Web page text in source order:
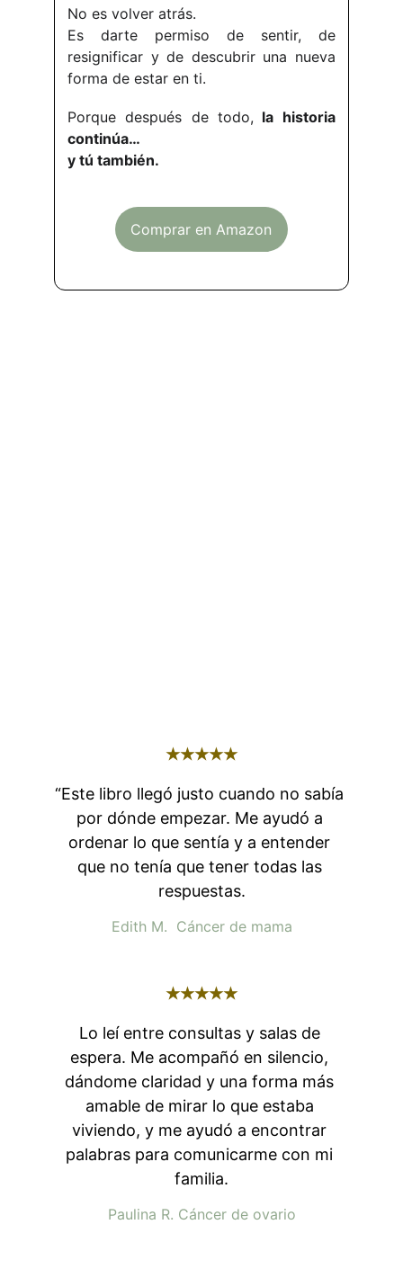
No es volver atrás.
Es darte permiso de sentir, de
resignificar y de descubrir una nueva
forma de estar en ti.
Porque después de todo, la historia
continúa…
y tú también.
Comprar en Amazon
“Este libro llegó justo cuando no sabía
por dónde empezar. Me ayudó a
ordenar lo que sentía y a entender
que no tenía que tener todas las
respuestas.
Edith M.  Cáncer de mama
★★★★★
★★★★★
Lo leí entre consultas y salas de
espera. Me acompañó en silencio,
dándome claridad y una forma más
amable de mirar lo que estaba
viviendo, y me ayudó a encontrar
palabras para comunicarme con mi
familia.
Paulina R. Cáncer de ovario